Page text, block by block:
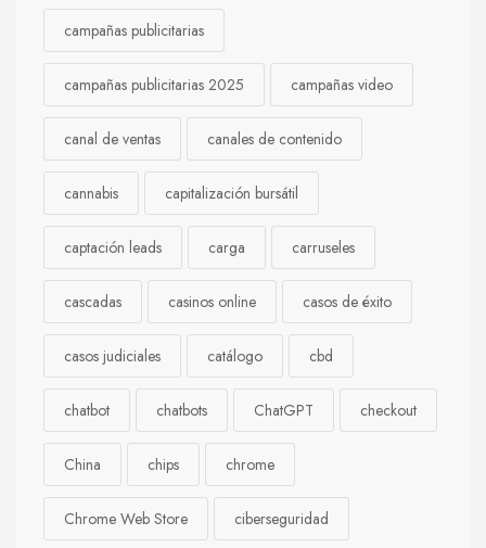
campañas publicitarias
campañas publicitarias 2025 campañas video
canal de ventas canales de contenido
cannabis capitalización bursátil
captación leads carga carruseles
cascadas casinos online casos de éxito
casos judiciales catálogo cbd
chatbot chatbots ChatGPT checkout
China chips chrome
Chrome Web Store ciberseguridad